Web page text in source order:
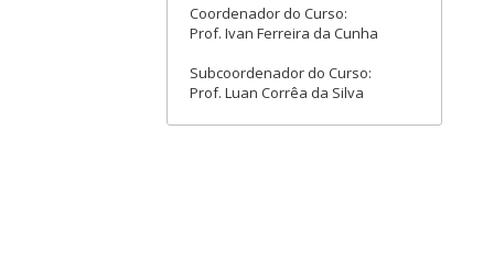
Coordenador do Curso:
Prof. Ivan Ferreira da Cunha
Subcoordenador do Curso:
Prof. Luan Corrêa da Silva